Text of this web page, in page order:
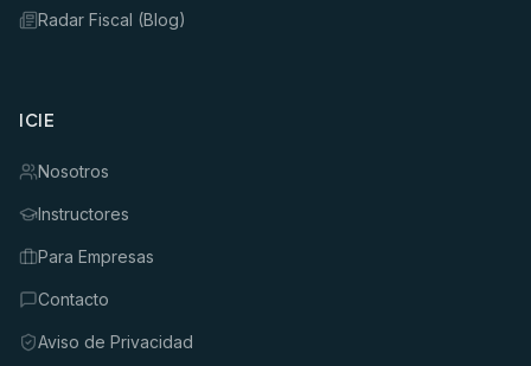
Radar Fiscal (Blog)
ICIE
Nosotros
Instructores
Para Empresas
Contacto
Aviso de Privacidad